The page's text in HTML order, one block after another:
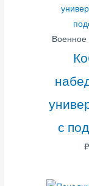
Военное
с